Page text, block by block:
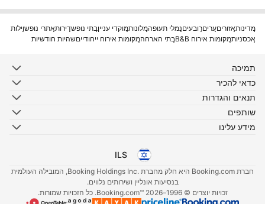
מדינותאזוריםעריםרובעיםנמלי תעופהמלונותמוקדי ענייןבתי נופשדירותאתרי נופשוילות
אכסניותמקומות אירוח B&B בתי הארחהמקומות אירוח ייחודייםשהיות חודשיות
תמיכה
כדאי להכיר
תנאים והגדרות
שותפים
מידע עלינו
בחרו את השפה שלכם
ILS
בחרו במטבע שלכם
חברת Booking.com היא חלק מחברת .Booking Holdings Inc, המובילה העולמית
בנסיעות אונליין ושירותים נלווים.
זכויות יוצרים © 1996–2026 Booking.com™‎. כל הזכויות שמורות.